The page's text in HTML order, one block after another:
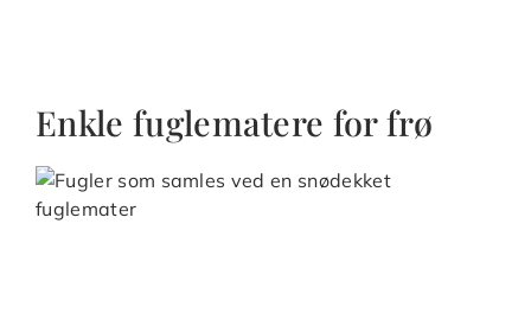
Enkle fuglematere for frø